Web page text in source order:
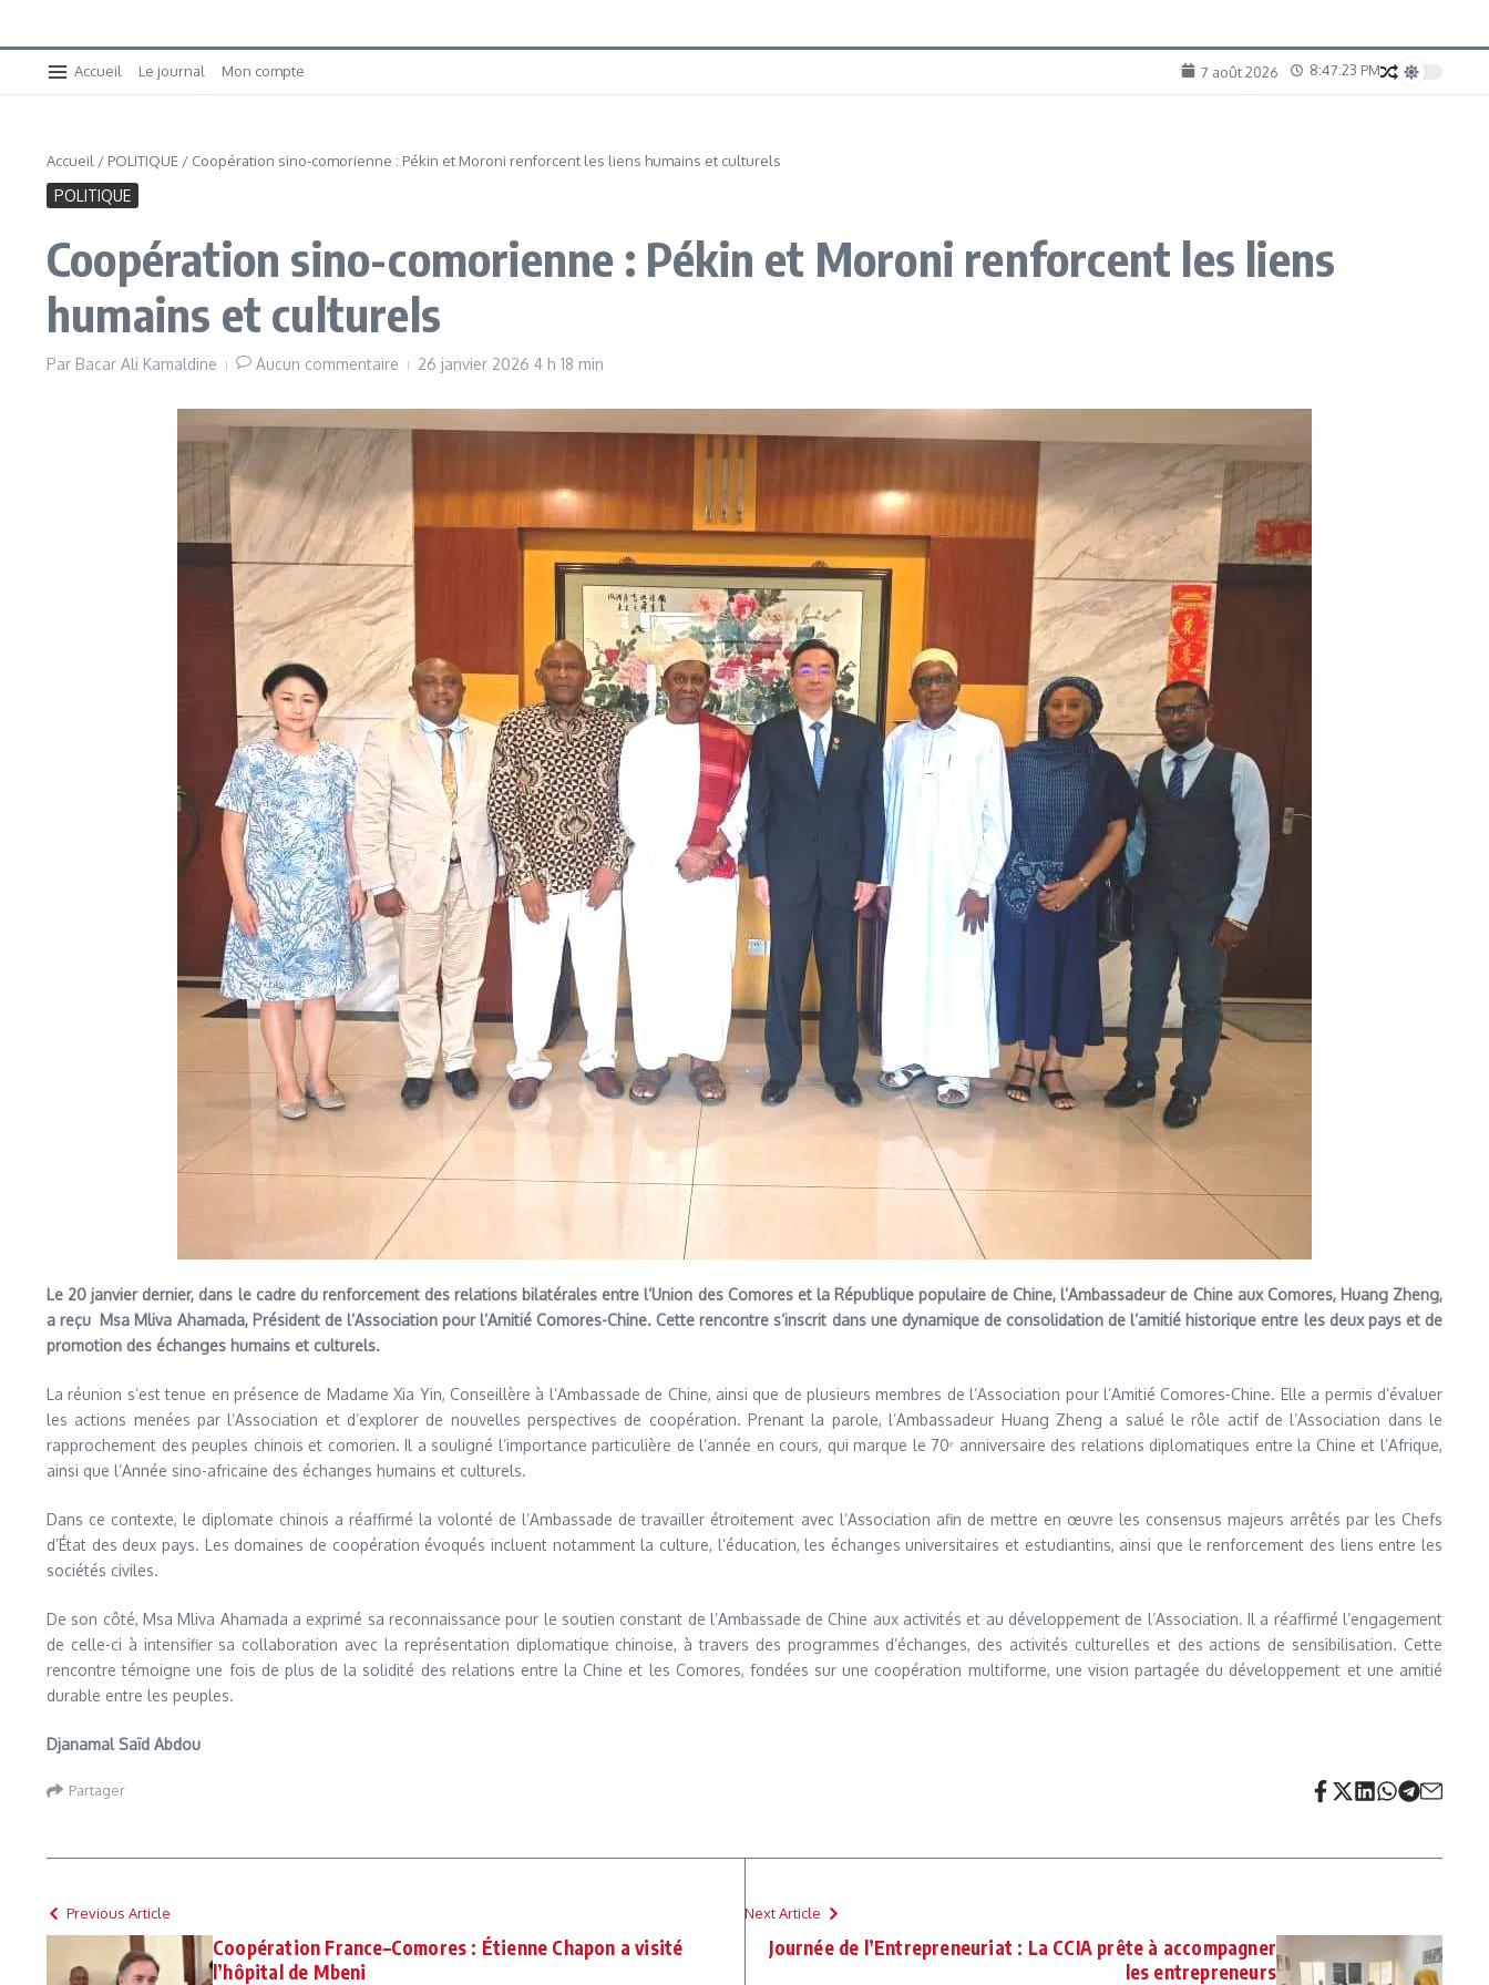
Accueil Le journal Mon compte 7 août 2026 8:47:24 PM
Accueil / POLITIQUE / Coopération sino-comorienne : Pékin et Moroni renforcent les liens humains et culturels
POLITIQUE
Coopération sino-comorienne : Pékin et Moroni renforcent les liens
humains et culturels
Par Bacar Ali Kamaldine Aucun commentaire 26 janvier 2026 4 h 18 min
Le 20 janvier dernier, dans le cadre du renforcement des relations bilatérales entre l’Union des Comores et la République populaire de Chine, l’Ambassadeur de Chine aux Comores, Huang Zheng,
a reçu Msa Mliva Ahamada, Président de l’Association pour l’Amitié Comores-Chine. Cette rencontre s’inscrit dans une dynamique de consolidation de l’amitié historique entre les deux pays et de
promotion des échanges humains et culturels.
La réunion s’est tenue en présence de Madame Xia Yin, Conseillère à l’Ambassade de Chine, ainsi que de plusieurs membres de l’Association pour l’Amitié Comores-Chine. Elle a permis d’évaluer
les actions menées par l’Association et d’explorer de nouvelles perspectives de coopération. Prenant la parole, l’Ambassadeur Huang Zheng a salué le rôle actif de l’Association dans le
rapprochement des peuples chinois et comorien. Il a souligné l’importance particulière de l’année en cours, qui marque le 70ᵉ anniversaire des relations diplomatiques entre la Chine et l’Afrique,
ainsi que l’Année sino-africaine des échanges humains et culturels.
Dans ce contexte, le diplomate chinois a réaffirmé la volonté de l’Ambassade de travailler étroitement avec l’Association afin de mettre en œuvre les consensus majeurs arrêtés par les Chefs
d’État des deux pays. Les domaines de coopération évoqués incluent notamment la culture, l’éducation, les échanges universitaires et estudiantins, ainsi que le renforcement des liens entre les
sociétés civiles.
De son côté, Msa Mliva Ahamada a exprimé sa reconnaissance pour le soutien constant de l’Ambassade de Chine aux activités et au développement de l’Association. Il a réaffirmé l’engagement
de celle-ci à intensifier sa collaboration avec la représentation diplomatique chinoise, à travers des programmes d’échanges, des activités culturelles et des actions de sensibilisation. Cette
rencontre témoigne une fois de plus de la solidité des relations entre la Chine et les Comores, fondées sur une coopération multiforme, une vision partagée du développement et une amitié
durable entre les peuples.
Djanamal Saïd Abdou
Partager
Previous Article
Coopération France–Comores : Étienne Chapon a visité
l’hôpital de Mbeni
Next Article
Journée de l’Entrepreneuriat : La CCIA prête à accompagner
les entrepreneurs